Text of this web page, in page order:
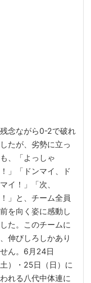
念ながら0-2で破れ
たが、劣勢に立っ
、「よっしゃ
」「ドンマイ、ド
イ！」「次、
」と、チーム全員
を向く姿に感動し
た。このチームに
伸びしろしかあり
ん。6月24日
土）・25日（日）に
れる八代中体連に